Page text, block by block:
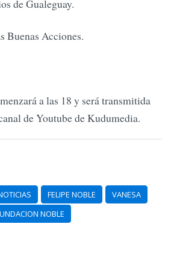
de Gualeguay.
Buenas Acciones.
a las 18 y será transmitida
de Youtube de Kudumedia.
FELIPE NOBLE
VANESA
NOBLE